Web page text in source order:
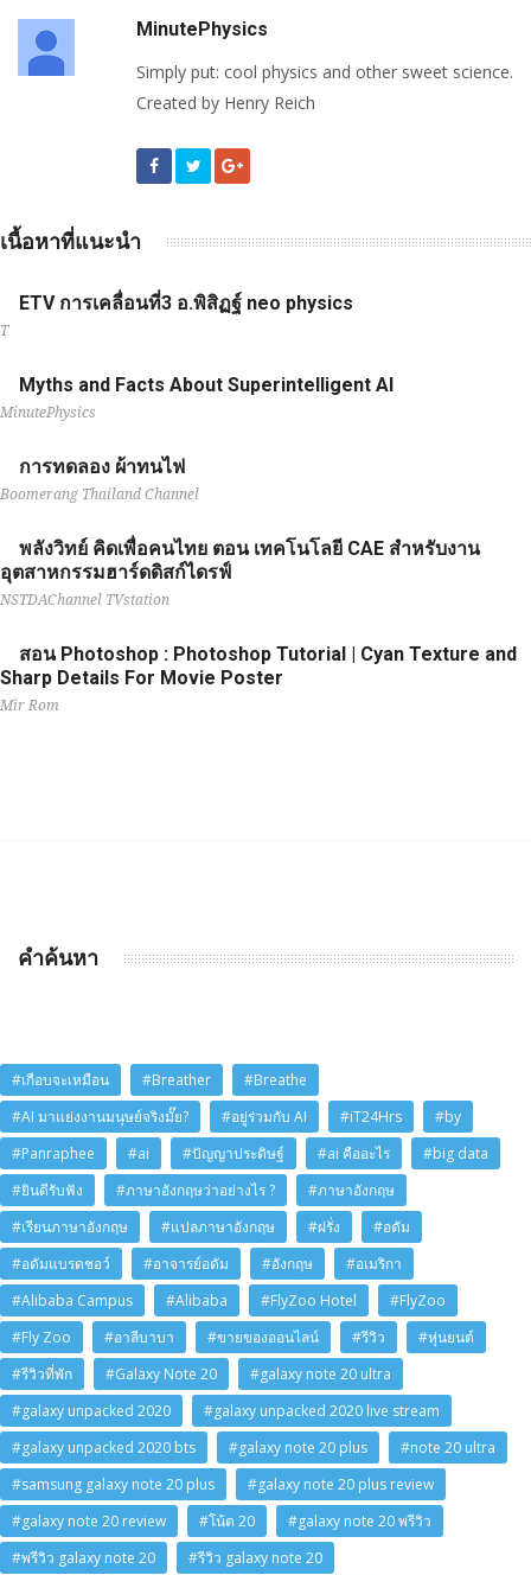
MinutePhysics
Simply put: cool physics and other sweet science.
Created by Henry Reich
เนื้อหาที่แนะนำ
ETV การเคลื่อนที่3 อ.พิสิฏฐ์ neo physics
T
Myths and Facts About Superintelligent AI
MinutePhysics
การทดลอง ผ้าทนไฟ
Boomerang Thailand Channel
พลังวิทย์ คิดเพื่อคนไทย ตอน เทคโนโลยี CAE สำหรับงาน
อุตสาหกรรมฮาร์ดดิสก์ไดรฟ์
NSTDAChannel TVstation
สอน Photoshop : Photoshop Tutorial | Cyan Texture and
Sharp Details For Movie Poster
Mir Rom
คำค้นหา
#เกือบจะเหมือน #Breather
#Breathe
#AI มาแย่งงานมนุษย์จริงมั๊ย?
#อยู่ร่วมกับ AI #iT24Hrs
#by
#Panraphee
#ai #ปัญญาประดิษฐ์ #ai คืออะไร
#big data
#ยินดีรับฟัง
#ภาษาอังกฤษว่าอย่างไร ?
#ภาษาอังกฤษ
#เรียนภาษาอังกฤษ
#แปลภาษาอังกฤษ #ฝรั่ง
#อดัม
#อดัมแบรดชอว์
#อาจารย์อดัม #อังกฤษ
#อเมริกา
#Alibaba Campus
#Alibaba #FlyZoo Hotel
#FlyZoo
#Fly Zoo
#อาลีบาบา #ขายของออนไลน์ #รีวิว
#หุ่นยนต์
#รีวิวที่พัก
#Galaxy Note 20
#galaxy note 20 ultra
#galaxy unpacked 2020
#galaxy unpacked 2020 live stream
#galaxy unpacked 2020 bts
#galaxy note 20 plus
#note 20 ultra
#samsung galaxy note 20 plus
#galaxy note 20 plus review
#galaxy note 20 review
#โน้ต 20
#galaxy note 20 พรีวิว
#พรีวิว galaxy note 20
#รีวิว galaxy note 20